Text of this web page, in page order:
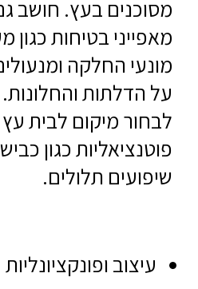
מסוכנים בעץ. חושב
מאפייני בטיחות
מונעי החלקה
על הדלתות
לבחור מיקום לבית
פוטנציאליות כגון
שיפועים תלולים.
עיצוב ופונקציונליות